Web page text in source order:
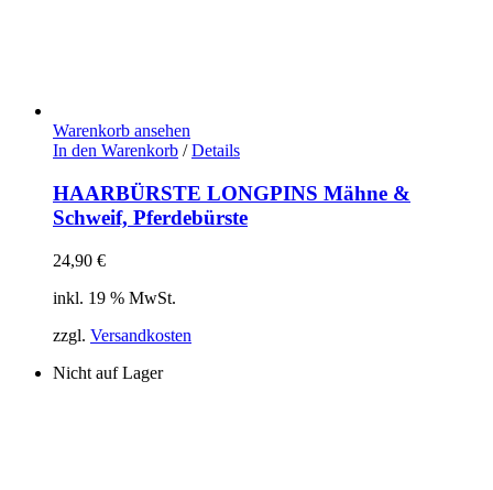
Warenkorb ansehen
In den Warenkorb / Details
HAARBÜRSTE LONGPINS Mähne &
Schweif, Pferdebürste
24,90 €
inkl. 19 % MwSt.
zzgl. Versandkosten
Nicht auf Lager